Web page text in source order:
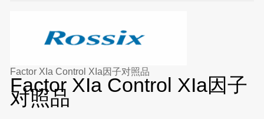
Factor XIa Control XIa因子对照品
Factor XIa Control XIa因子
对照品